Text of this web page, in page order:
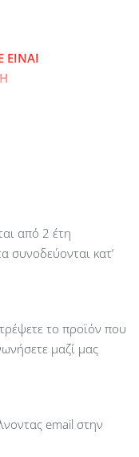
από 2 έτη
συνοδεύονται κατ’
το προϊόν που
μαζί μας
email στην